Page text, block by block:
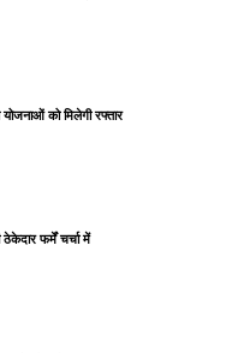
को मिलेगी रफ्तार
फर्में चर्चा में